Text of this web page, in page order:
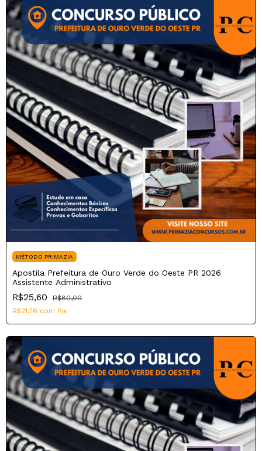
MÉTODO PRIMAZIA
Apostila Prefeitura de Ouro Verde do Oeste PR 2026
Assistente Administrativo
R$25,60
R$80,00
R$21,76 com Pix